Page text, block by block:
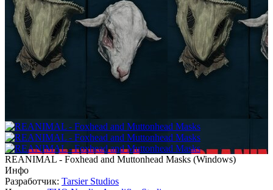
REANIMAL - Foxhead and Muttonhead Masks (Windows)
Инфо
Разработчик: Tarsier Studios